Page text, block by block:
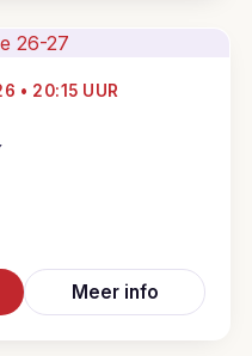
• 20:15 UUR
Meer info